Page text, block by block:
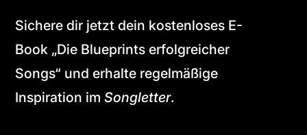
Sichere dir jetzt dein kostenloses E-
Book „Die Blueprints erfolgreicher
Songs“ und erhalte regelmäßige
Inspiration imSongletter.